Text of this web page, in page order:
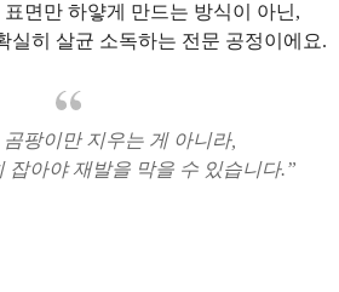
면만 하얗게 만드는 방식이 아닌,
실히 살균 소독하는 전문 공정이에요.
곰팡이만 지우는 게 아니라,
잡아야 재발을 막을 수 있습니다.”